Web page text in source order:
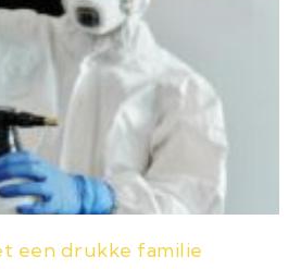
een drukke familie